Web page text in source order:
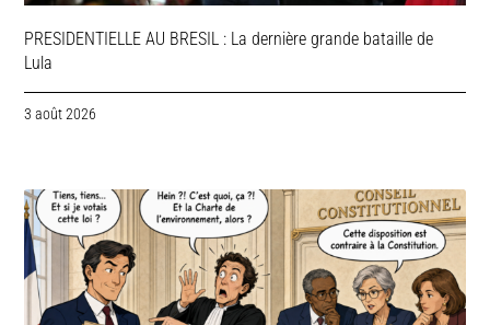
PRESIDENTIELLE AU BRESIL : La dernière grande bataille de
Lula
3 août 2026